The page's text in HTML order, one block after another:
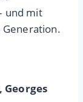
und mit
Generation.
Georges